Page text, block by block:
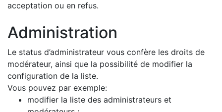
acceptation ou en refus.
Administration
Le status d’administrateur vous confère les droits de
modérateur, ainsi que la possibilité de modifier la
configuration de la liste.
Vous pouvez par exemple:
modifier la liste des administrateurs et